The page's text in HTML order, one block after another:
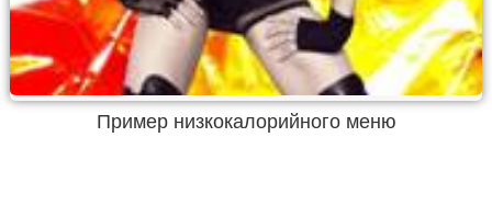
Пример низкокалорийного меню